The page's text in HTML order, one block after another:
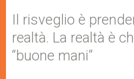
Il risveglio è
realtà. La realtà è
“buone mani”